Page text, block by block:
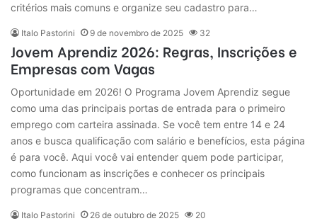
critérios mais comuns e organize seu cadastro para…
Italo Pastorini 9 de novembro de 2025 32
Jovem Aprendiz 2026: Regras, Inscrições e
Empresas com Vagas
Oportunidade em 2026! O Programa Jovem Aprendiz segue
como uma das principais portas de entrada para o primeiro
emprego com carteira assinada. Se você tem entre 14 e 24
anos e busca qualificação com salário e benefícios, esta página
é para você. Aqui você vai entender quem pode participar,
como funcionam as inscrições e conhecer os principais
programas que concentram…
Italo Pastorini 26 de outubro de 2025 20